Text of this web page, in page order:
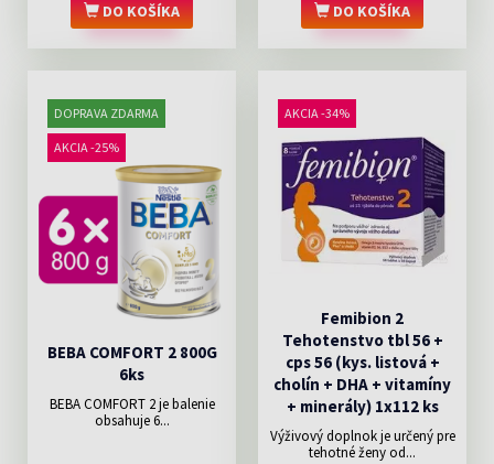
DO KOŠÍKA DO KOŠÍKA
DOPRAVA ZDARMA
AKCIA -25%
BEBA COMFORT 2 800G
6ks
BEBA COMFORT 2 je balenie
obsahuje 6...
AKCIA -34%
Femibion 2
Tehotenstvo tbl 56 +
cps 56 (kys. listová +
cholín + DHA + vitamíny
+ minerály) 1x112 ks
Výživový doplnok je určený pre
tehotné ženy od...